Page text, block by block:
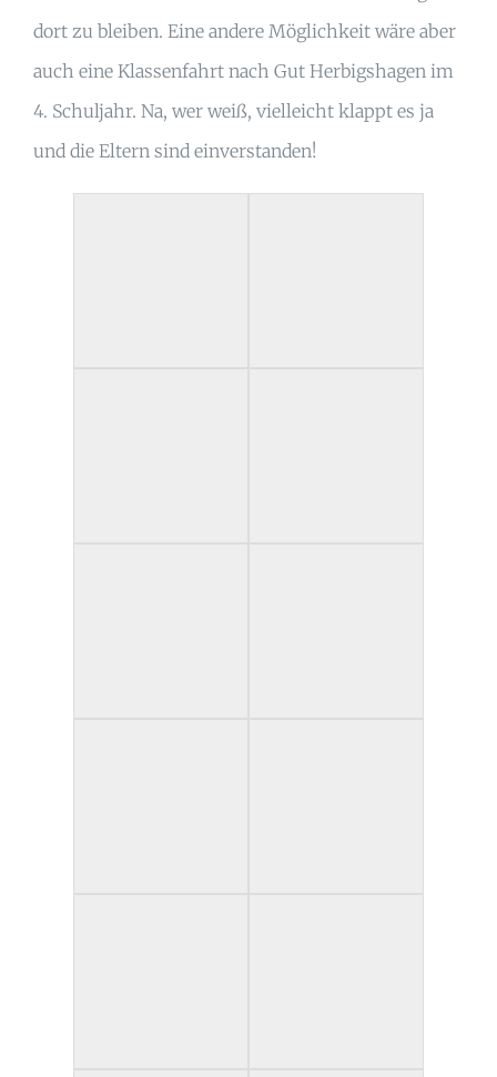
dort zu bleiben. Eine andere Möglichkeit wäre aber
auch eine Klassenfahrt nach Gut Herbigshagen im
4. Schuljahr. Na, wer weiß, vielleicht klappt es ja
und die Eltern sind einverstanden!